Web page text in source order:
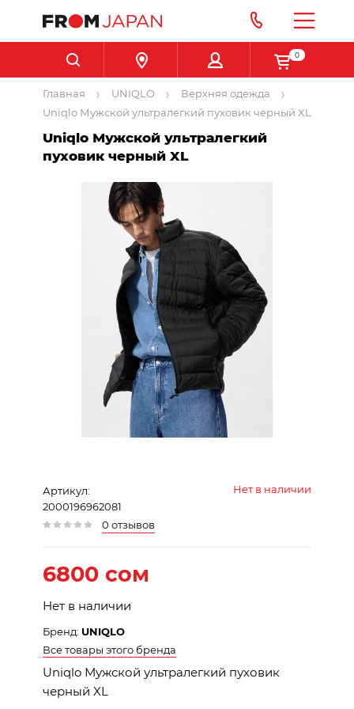
0
Главная UNIQLO
Верхняя одежда
Uniqlo Мужской ультралегкий пуховик черный XL
Uniqlo Мужской ультралегкий
пуховик черный XL
Артикул:
2000196962081
Нет в наличии
0 отзывов
6800 сом
Нет в наличии
Бренд: UNIQLO
Все товары этого бренда
Uniqlo Мужской ультралегкий пуховик
черный XL